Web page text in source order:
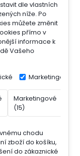
dle vlastních
níže. Po
můžete změnit
přímo v
informace k
Vašeho
Marketingové
Marketingové
(15)
chodu
zboží do košíku,
do zákaznické